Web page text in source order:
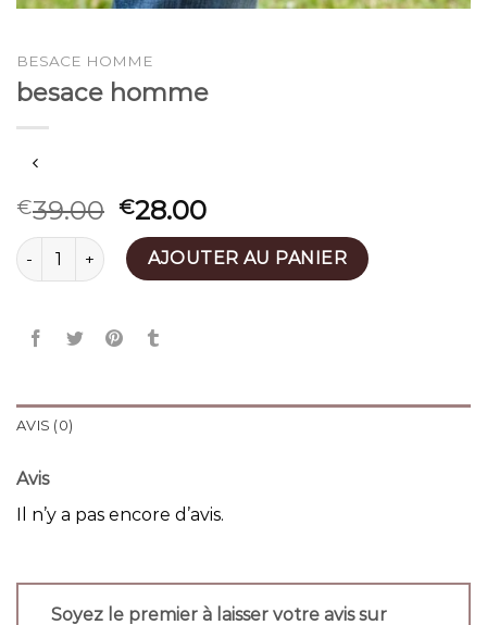
BESACE HOMME
besace homme
€39.00 €28.00
quantité de besace hommeAJOUTER AU PANIER
AVIS (0)
Avis
Il n’y a pas encore d’avis.
Soyez le premier à laisser votre avis sur